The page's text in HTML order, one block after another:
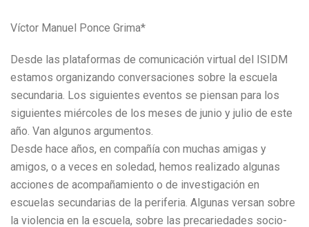
Víctor Manuel Ponce Grima*
Desde las plataformas de comunicación virtual del ISIDM
estamos organizando conversaciones sobre la escuela
secundaria. Los siguientes eventos se piensan para los
siguientes miércoles de los meses de junio y julio de este
año. Van algunos argumentos.
Desde hace años, en compañía con muchas amigas y
amigos, o a veces en soledad, hemos realizado algunas
acciones de acompañamiento o de investigación en
escuelas secundarias de la periferia. Algunas versan sobre
la violencia en la escuela, sobre las precariedades socio-